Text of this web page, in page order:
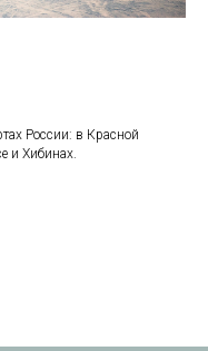
России: в Красной
и Хибинах.